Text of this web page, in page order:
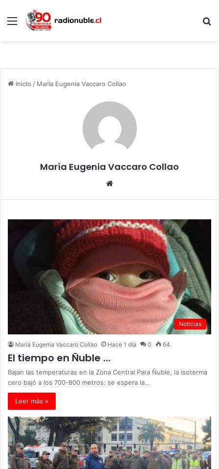
Menú
Inicio / María Eugenia Vaccaro Collao
María Eugenia Vaccaro Collao
b
Noticias
María Eugenia Vaccaro Collao Hace 1 día 0 64
El tiempo en Ñuble …
Bajan las temperaturas en la Zona Central Para Ñuble, la isoterma
cero bajó a los 700-800 metros: se espera la…
Leer más »